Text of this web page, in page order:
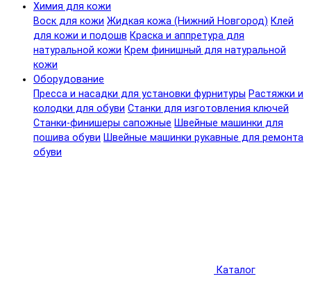
Химия для кожи
Воск для кожи Жидкая кожа (Нижний Новгород) Клей
для кожи и подошв Краска и аппретура для
натуральной кожи Крем финишный для натуральной
кожи
Оборудование
Пресса и насадки для установки фурнитуры Растяжки и
колодки для обуви Станки для изготовления ключей
Станки-финишеры сапожные Швейные машинки для
пошива обуви Швейные машинки рукавные для ремонта
обуви
Каталог